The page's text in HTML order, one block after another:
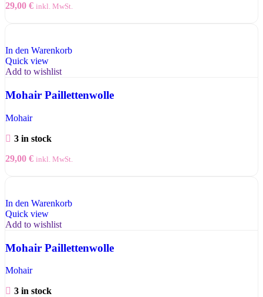
29,00 € inkl. MwSt.
In den Warenkorb
Quick view
Add to wishlist
Mohair Paillettenwolle
Mohair
3 in stock
29,00 € inkl. MwSt.
In den Warenkorb
Quick view
Add to wishlist
Mohair Paillettenwolle
Mohair
3 in stock